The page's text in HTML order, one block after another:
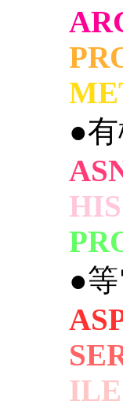
●
HIS
●